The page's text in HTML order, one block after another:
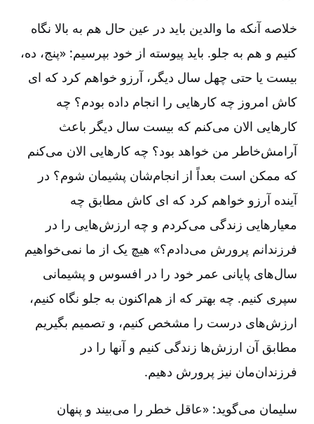
خلاصه آنکه ما والدین باید در عین حال هم به بالا نگاه
کنیم و هم به جلو. باید پیوسته از خود بپرسیم: «پنج، ده،
بیست یا حتی چهل سال دیگر، آرزو خواهم کرد که ای
کاش امروز چه کارهایی را انجام ‌داده بودم؟ چه
کارهایی الان می‌کنم که بیست سال دیگر باعث
آرامش‌خاطر من خواهد بود؟ چه کارهایی الان می‌کنم
که ممکن است بعداً از انجام‌شان پشیمان شوم؟ در
آینده آرزو خواهم کرد که ای کاش مطابق چه
معیارهایی زندگی می‌کردم و چه ارزش‌هایی را در
فرزندانم پرورش می‌دادم؟» هیچ یک از ما نمی‌خواهیم
سال‌های پایانی عمر خود را در افسوس و پشیمانی
سپری کنیم. چه بهتر که از هم‌اکنون به جلو نگاه کنیم،
ارزش‌های درست را مشخص کنیم، و تصمیم بگیریم
مطابق آن ارزش‌ها زندگی کنیم و آنها را در
فرزندان‌مان نیز پرورش دهیم.
سلیمان می‌گوید: «عاقل خطر را می‌بیند و پنهان